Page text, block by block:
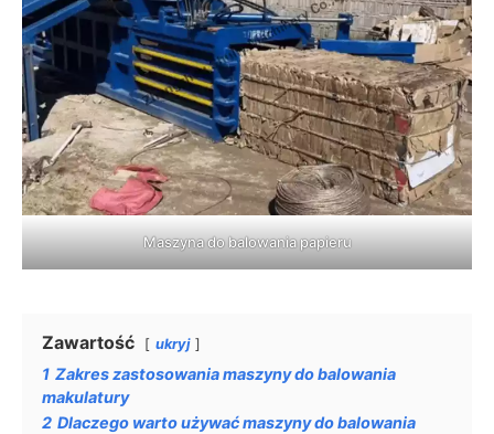
Maszyna do balowania papieru
Zawartość ukryj
1 Zakres zastosowania maszyny do balowania
makulatury
2 Dlaczego warto używać maszyny do balowania